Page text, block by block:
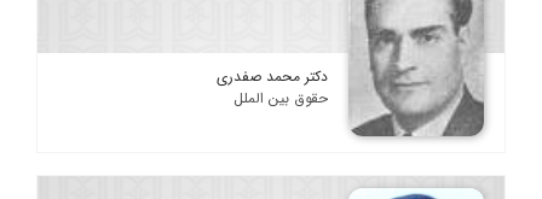
دکتر محمد صفدری
حقوق بین الملل